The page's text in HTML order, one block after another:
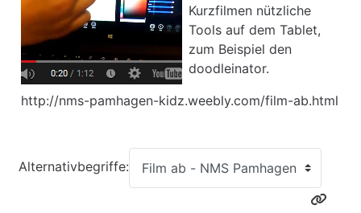
Kurzfilmen nützliche
Tools auf dem Tablet,
zum Beispiel den
doodleinator.
http://nms-pamhagen-kidz.weebly.com/film-ab.html
Alternativbegriffe: